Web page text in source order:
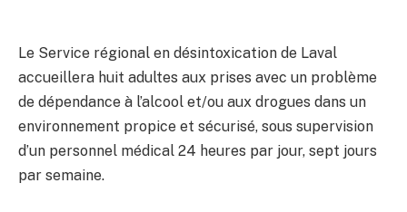
Le Service régional en désintoxication de Laval
accueillera huit adultes aux prises avec un problème
de dépendance à l’alcool et/ou aux drogues dans un
environnement propice et sécurisé, sous supervision
d’un personnel médical 24 heures par jour, sept jours
par semaine.